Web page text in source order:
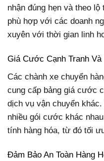
nhận đúng hẹn và theo
phù hợp với các doanh
xuyên với thời gian linh
Giá Cước Cạnh Tranh Và
Các chành xe chuyển
cung cấp bảng giá cước
dịch vụ vận chuyển
nhiều gói cước khác
tính hàng hóa, từ đó tối
Đảm Bảo An Toàn Hàng